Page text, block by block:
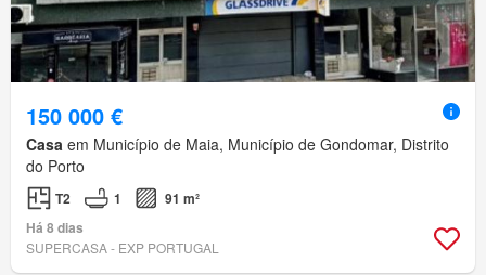
150 000 €
Casa em Município de Maia, Município de Gondomar, Distrito
do Porto
T2 1
91 m²
Há 8 dias
SUPERCASA - EXP PORTUGAL